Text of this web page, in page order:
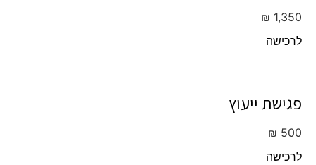
₪ 1,350
לרכישה
פגישת ייעוץ
₪ 500
לרכישה